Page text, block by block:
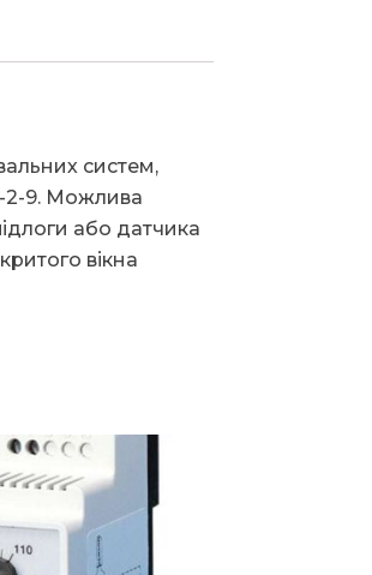
систем,
2-9. Можлива
або датчика
вікна